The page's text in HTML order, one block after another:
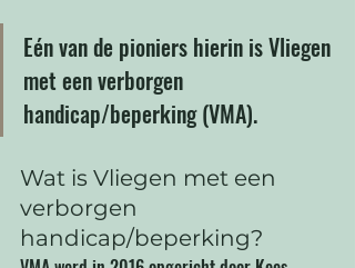
Eén van de pioniers hierin is Vliegen
met een verborgen
handicap/beperking (VMA).
Wat is Vliegen met een
verborgen
handicap/beperking?